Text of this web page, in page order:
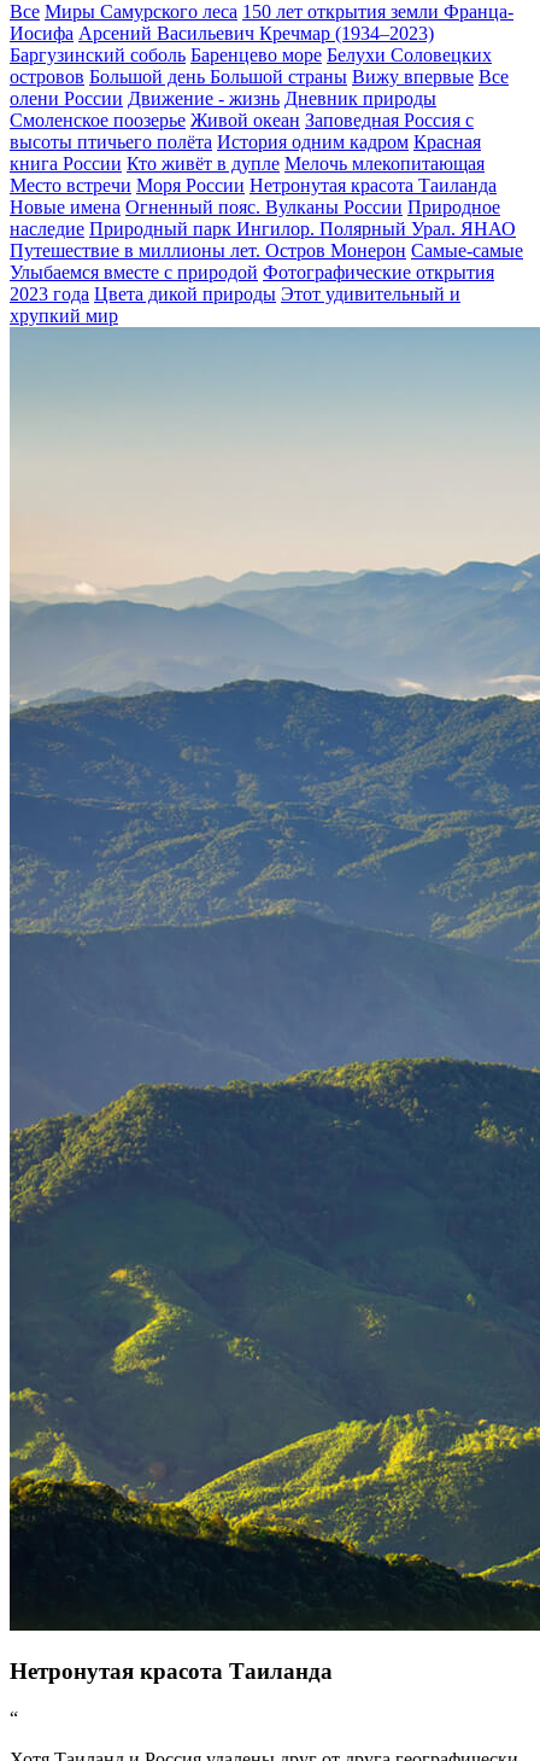
Все Миры Самурского леса 150 лет открытия земли Франца-
Иосифа Арсений Васильевич Кречмар (1934–2023)
Баргузинский соболь Баренцево море Белухи Соловецких
островов Большой день Большой страны Вижу впервые Все
олени России Движение - жизнь Дневник природы
Смоленское поозерье Живой океан Заповедная Россия с
высоты птичьего полёта История одним кадром Красная
книга России Кто живёт в дупле Мелочь млекопитающая
Место встречи Моря России Нетронутая красота Таиланда
Новые имена Огненный пояс. Вулканы России Природное
наследие Природный парк Ингилор. Полярный Урал. ЯНАО
Путешествие в миллионы лет. Остров Монерон Самые-самые
Улыбаемся вместе с природой Фотографические открытия
2023 года Цвета дикой природы Этот удивительный и
хрупкий мир
Нетронутая красота Таиланда
“